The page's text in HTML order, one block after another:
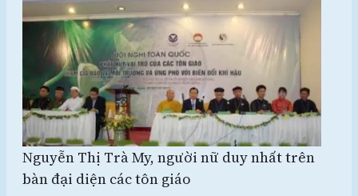
Nguyễn Thị Trà My, người nữ duy nhất trên
bàn đại diện các tôn giáo